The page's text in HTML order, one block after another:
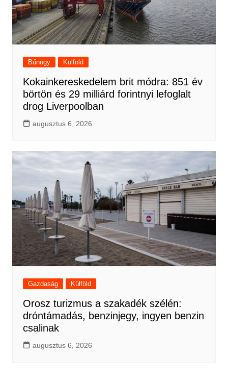
Bűnügy Külföld
Kokainkereskedelem brit módra: 851 év
börtön és 29 milliárd forintnyi lefoglalt
drog Liverpoolban
augusztus 6, 2026
Gazdaság Külföld
Orosz turizmus a szakadék szélén:
dróntámadás, benzinjegy, ingyen benzin
csalinak
augusztus 6, 2026